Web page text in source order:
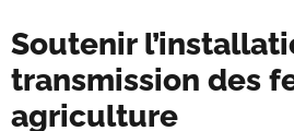
Soutenir
transmission des
agriculture